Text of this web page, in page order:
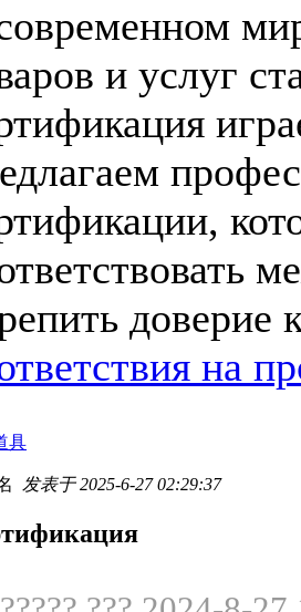
и услуг
доверие
на
具
发表于 2025-6-27 02:29:37